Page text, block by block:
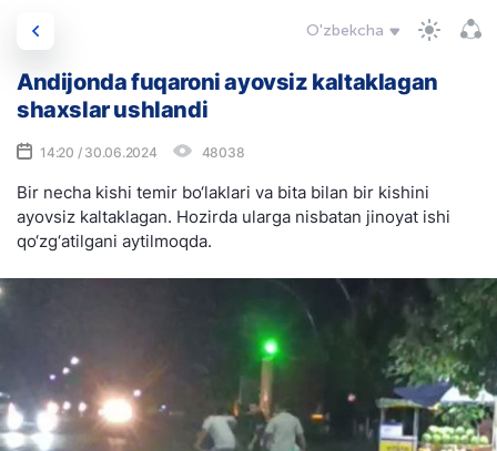
O'zbekcha
Andijonda fuqaroni ayovsiz kaltaklagan
shaxslar ushlandi
14:20 / 30.06.2024 48038
Bir necha kishi temir bo‘laklari va bita bilan bir kishini
ayovsiz kaltaklagan. Hozirda ularga nisbatan jinoyat ishi
qo‘zg‘atilgani aytilmoqda.